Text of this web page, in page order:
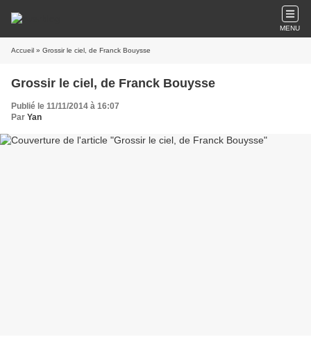
MENU
Accueil » Grossir le ciel, de Franck Bouysse
Grossir le ciel, de Franck Bouysse
Publié le 11/11/2014 à 16:07
Par Yan